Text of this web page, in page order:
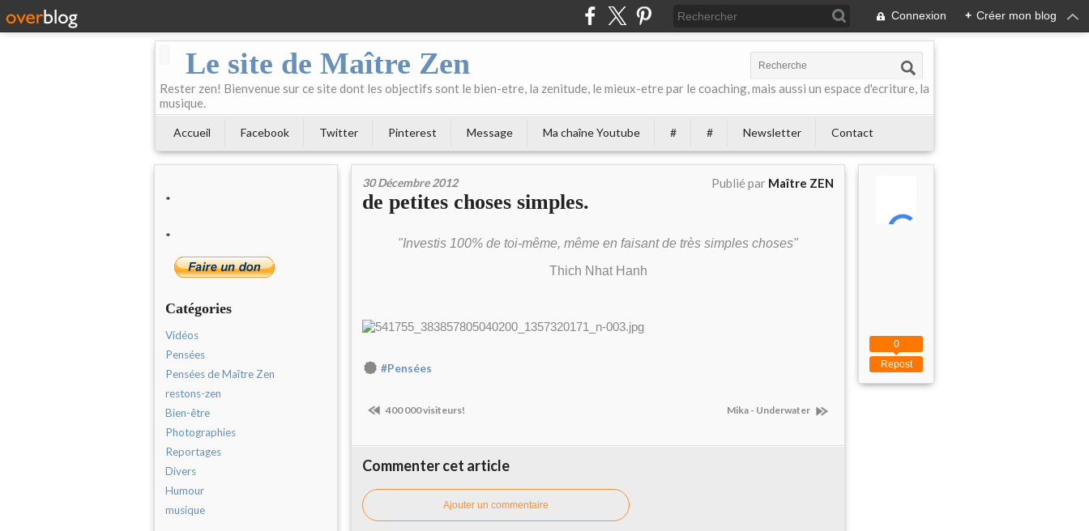
Connexion + Créer mon blog
Le site de Maître Zen
Rester zen! Bienvenue sur ce site dont les objectifs sont le bien-etre, la zenitude, le mieux-etre par le coaching, mais aussi un espace d'ecriture, la
musique.
Accueil Facebook Twitter Pinterest Message Ma chaîne Youtube # # Newsletter Contact
*
*
Catégories
Vidéos
Pensées
Pensées de Maître Zen
restons-zen
Bien-être
Photographies
Reportages
Divers
Humour
musique
30 Décembre 2012 Publié par Maître ZEN
de petites choses simples.
"Investis 100% de toi-même, même en faisant de très simples choses"
Thich Nhat Hanh
#Pensées
400 000 visiteurs! Mika - Underwater
Commenter cet article
Ajouter un commentaire
Repost
0